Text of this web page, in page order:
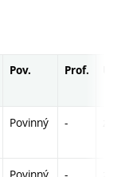
Pov. Prof.
Povinný -